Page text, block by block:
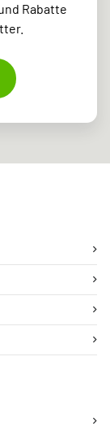
Rabatte